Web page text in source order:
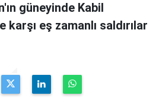
güneyinde Kabil
eş zamanlı saldırılar